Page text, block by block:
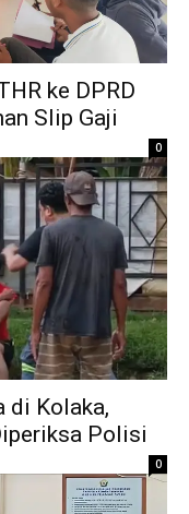
ke DPRD
Slip Gaji
0
di Kolaka,
Polisi
0